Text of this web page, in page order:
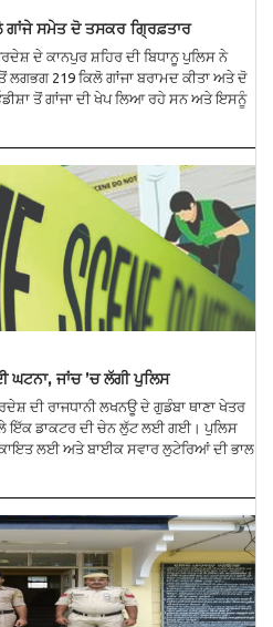
ਗਾਂਜੇ ਸਮੇਤ ਦੋ ਤਸਕਰ ਗ੍ਰਿਫ਼ਤਾਰ
ਦੇ ਕਾਨਪੁਰ ਸ਼ਹਿਰ ਦੀ ਬਿਧਾਨੂ ਪੁਲਿਸ ਨੇ
ਲਗਭਗ 219 ਕਿਲੋ ਗਾਂਜਾ ਬਰਾਮਦ ਕੀਤਾ ਅਤੇ ਦੋ
ਤੋਂ ਗਾਂਜਾ ਦੀ ਖੇਪ ਲਿਆ ਰਹੇ ਸਨ ਅਤੇ ਇਸਨੂੰ
ਜਾਂਚ ’ਚ ਲੱਗੀ ਪੁਲਿਸ
ਦੀ ਰਾਜਧਾਨੀ ਲਖਨਊ ਦੇ ਗੁਡੰਬਾ ਥਾਣਾ ਖੇਤਰ
ਇੱਕ ਡਾਕਟਰ ਦੀ ਚੇਨ ਲੁੱਟ ਲਈ ਗਈ। ਪੁਲਿਸ
ਲਈ ਅਤੇ ਬਾਈਕ ਸਵਾਰ ਲੁਟੇਰਿਆਂ ਦੀ ਭਾਲ